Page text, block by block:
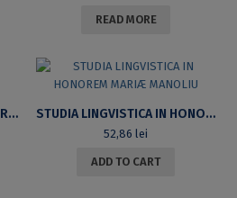
READ MORE
IN HONOREM VIRGIL ȘOPTEREANU STUDIA LINGVISTICA IN HONOREM MARIÆ MANOLIU
52,86 lei
ADD TO CART